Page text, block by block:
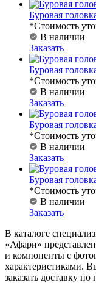
Буровая
*Стоимость
В наличии
Заказать
Буровая
*Стоимость
В наличии
Заказать
Буровая
*Стоимость
В наличии
Заказать
Буровая
*Стоимость
В наличии
Заказать
В каталоге
«Афари»
и компоненты с
характеристиками.
заказать доставку